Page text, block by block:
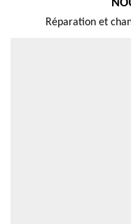
Réparation et